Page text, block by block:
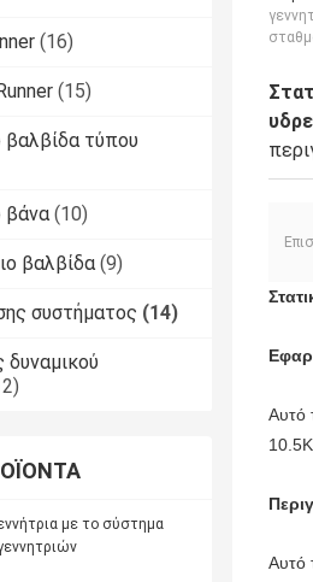
(16)
(15)
βαλβίδα τύπου
βάνα (10)
βαλβίδα (9)
συστήματος (14)
δυναμικού
με το σύστημα
Αυτό
Αυτό